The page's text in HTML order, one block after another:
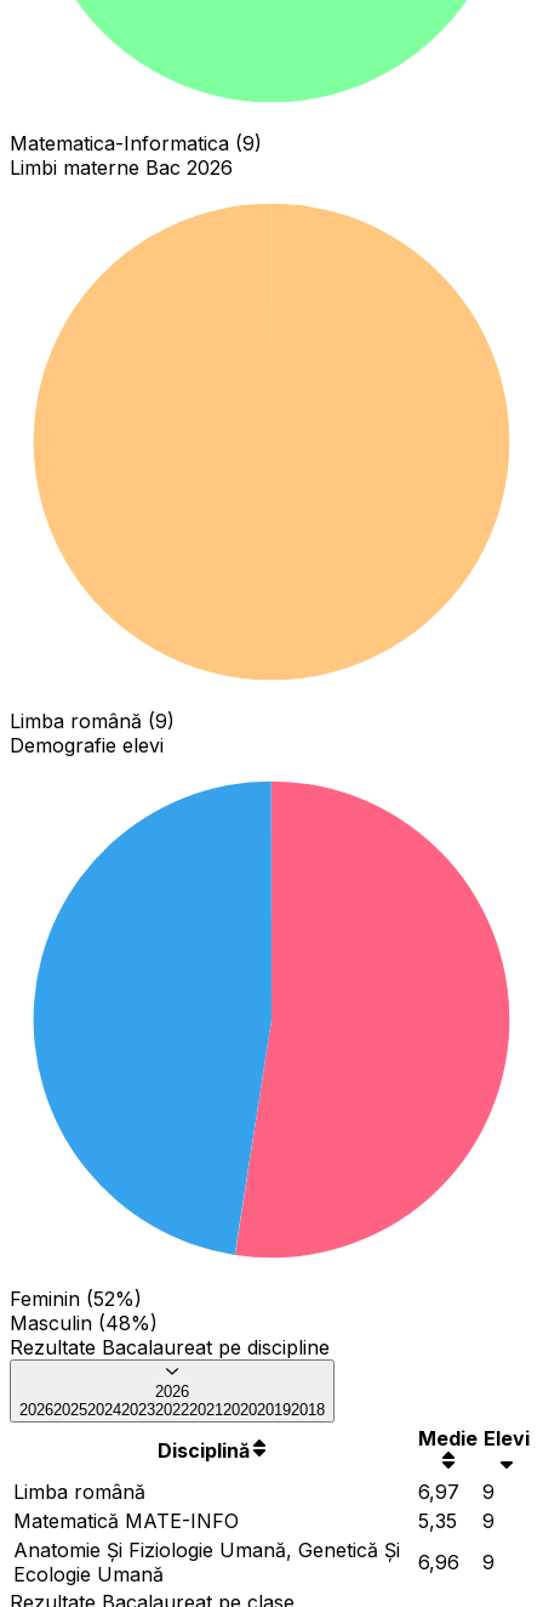
Matematica-Informatica (9)
Limbi materne Bac 2026
Limba română (9)
Demografie elevi
Feminin (52%)
Masculin (48%)
Rezultate Bacalaureat pe discipline
2026
202620252024202320222021 202020192018
Disciplină Medie Elevi
Limba română 6,97
9
Matematică MATE-INFO
5,35
9
Anatomie Și Fiziologie Umană, Genetică Și
Ecologie Umană
6,96
9
Rezultate Bacalaureat pe clase